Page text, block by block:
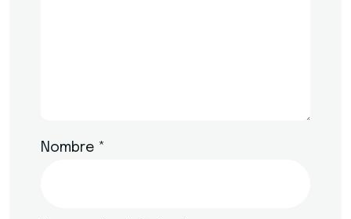
Nombre *